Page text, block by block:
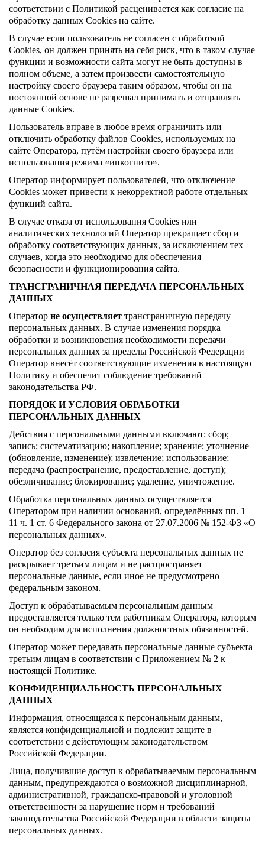
соответствии с Политикой расценивается как согласие на
обработку данных Cookies на сайте.
В случае если пользователь не согласен с обработкой
Cookies, он должен принять на себя риск, что в таком случае
функции и возможности сайта могут не быть доступны в
полном объеме, а затем произвести самостоятельную
настройку своего браузера таким образом, чтобы он на
постоянной основе не разрешал принимать и отправлять
данные Cookies.
Пользователь вправе в любое время ограничить или
отключить обработку файлов Cookies, используемых на
сайте Оператора, путём настройки своего браузера или
использования режима «инкогнито».
Оператор информирует пользователей, что отключение
Cookies может привести к некорректной работе отдельных
функций сайта.
В случае отказа от использования Cookies или
аналитических технологий Оператор прекращает сбор и
обработку соответствующих данных, за исключением тех
случаев, когда это необходимо для обеспечения
безопасности и функционирования сайта.
ТРАНСГРАНИЧНАЯ ПЕРЕДАЧА ПЕРСОНАЛЬНЫХ
ДАННЫХ
Оператор не осуществляет трансграничную передачу
персональных данных. В случае изменения порядка
обработки и возникновения необходимости передачи
персональных данных за пределы Российской Федерации
Оператор внесёт соответствующие изменения в настоящую
Политику и обеспечит соблюдение требований
законодательства РФ.
ПОРЯДОК И УСЛОВИЯ ОБРАБОТКИ
ПЕРСОНАЛЬНЫХ ДАННЫХ
Действия с персональными данными включают: сбор;
запись; систематизацию; накопление; хранение; уточнение
(обновление, изменение); извлечение; использование;
передача (распространение, предоставление, доступ);
обезличивание; блокирование; удаление, уничтожение.
Обработка персональных данных осуществляется
Оператором при наличии оснований, определённых пп. 1–
11 ч. 1 ст. 6 Федерального закона от 27.07.2006 № 152-ФЗ «О
персональных данных».
Оператор без согласия субъекта персональных данных не
раскрывает третьим лицам и не распространяет
персональные данные, если иное не предусмотрено
федеральным законом.
Доступ к обрабатываемым персональным данным
предоставляется только тем работникам Оператора, которым
он необходим для исполнения должностных обязанностей.
Оператор может передавать персональные данные субъекта
третьим лицам в соответствии с Приложением № 2 к
настоящей Политике.
КОНФИДЕНЦИАЛЬНОСТЬ ПЕРСОНАЛЬНЫХ
ДАННЫХ
Информация, относящаяся к персональным данным,
является конфиденциальной и подлежит защите в
соответствии с действующим законодательством
Российской Федерации.
Лица, получившие доступ к обрабатываемым персональным
данным, предупреждаются о возможной дисциплинарной,
административной, гражданско-правовой и уголовной
ответственности за нарушение норм и требований
законодательства Российской Федерации в области защиты
персональных данных.